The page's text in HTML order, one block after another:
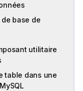
base de
utilitaire
table dans une